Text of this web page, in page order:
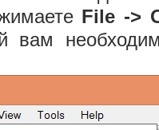
File ->
вам